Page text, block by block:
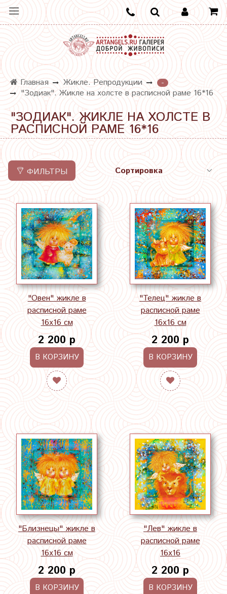
Главная Жикле. Репродукции
-
"Зодиак". Жикле на холсте в расписной раме 16*16
"ЗОДИАК". ЖИКЛЕ НА ХОЛСТЕ В
РАСПИСНОЙ РАМЕ 16*16
ФИЛЬТРЫ
"Овен" жикле в
расписной раме
16х16 см
2 200 р
В КОРЗИНУ
"Телец" жикле в
расписной раме
16х16 см
2 200 р
В КОРЗИНУ
"Близнецы" жикле в
расписной раме
16х16 см
2 200 р
В КОРЗИНУ
"Лев" жикле в
расписной раме
16х16
2 200 р
В КОРЗИНУ